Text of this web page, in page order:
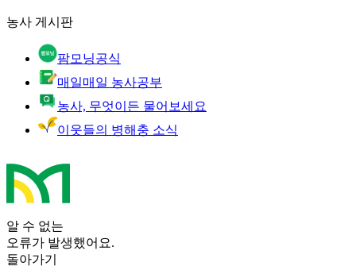
농사 게시판
팜모닝공식
매일매일 농사공부
농사, 무엇이든 물어보세요
이웃들의 병해충 소식
알 수 없는
오류가 발생했어요.
돌아가기